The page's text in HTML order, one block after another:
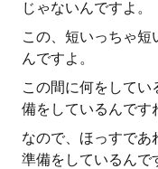
じゃないんですよ。
この、短いっちゃ
んですよ。
この間に何をして
備をしているんです
なので、ほっすであ
準備をしているんで